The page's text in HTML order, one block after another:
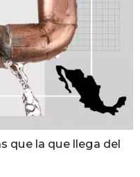
que la que llega del